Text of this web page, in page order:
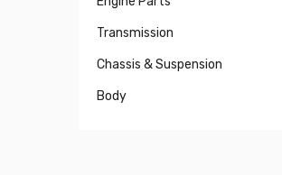
Transmission
Chassis & Suspension
Body